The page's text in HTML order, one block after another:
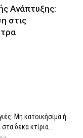
Ανάπτυξης:
στις
Μη κατοικήσιμα ή
στα δέκα κτίρια...